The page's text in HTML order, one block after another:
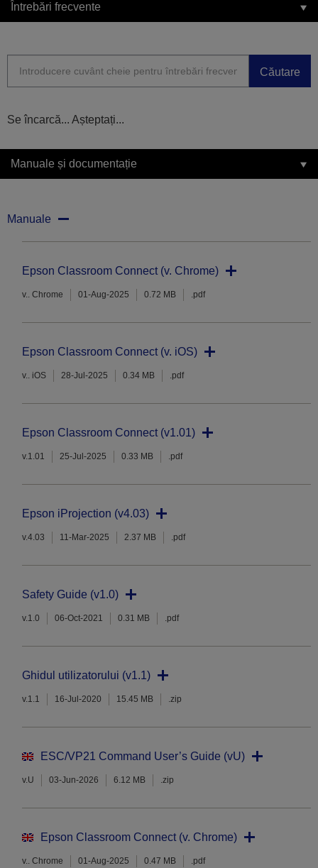
Întrebări frecvente
Căutare
Se încarcă... Așteptați...
Manuale și documentație
Manuale
Epson Classroom Connect (v. Chrome)
v.. Chrome 01-Aug-2025 0.72 MB .pdf
Epson Classroom Connect (v. iOS)
v.. iOS 28-Jul-2025 0.34 MB .pdf
Epson Classroom Connect (v1.01)
v.1.01 25-Jul-2025 0.33 MB .pdf
Epson iProjection (v4.03)
v.4.03 11-Mar-2025 2.37 MB .pdf
Safety Guide (v1.0)
v.1.0 06-Oct-2021 0.31 MB .pdf
Ghidul utilizatorului (v1.1)
v.1.1 16-Jul-2020 15.45 MB .zip
ESC/VP21 Command User’s Guide (vU)
v.U 03-Jun-2026 6.12 MB .zip
Epson Classroom Connect (v. Chrome)
v.. Chrome 01-Aug-2025 0.47 MB .pdf